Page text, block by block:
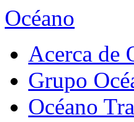
Océano
Acerca de
Grupo
Océano